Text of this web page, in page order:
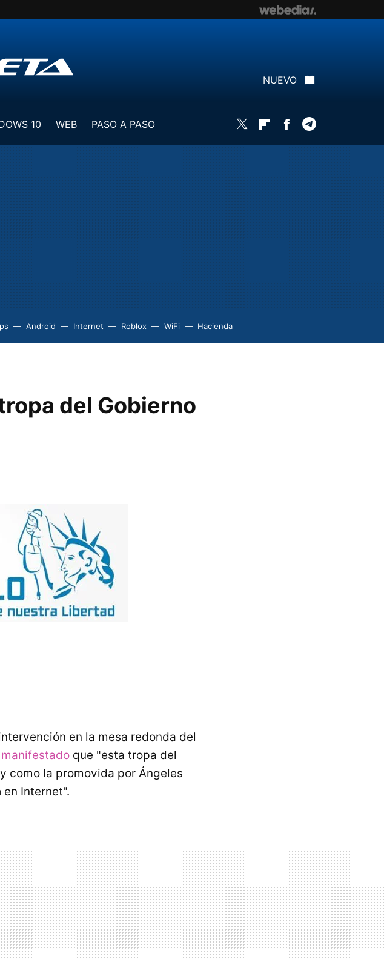
NUEVO
10 WEB
PASO A PASO
Twitter FlipboardFacebook
Android Internet Roblox WiFi Hacienda
del Gobierno
en la mesa redonda del
manifestado que "esta tropa del
como la promovida por Ángeles
en Internet".